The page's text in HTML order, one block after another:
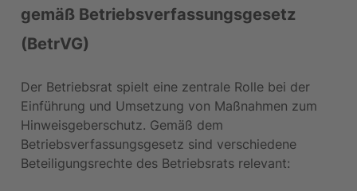
gemäß Betriebsverfassungsgesetz
(BetrVG)
Der Betriebsrat spielt eine zentrale Rolle bei der
Einführung und Umsetzung von Maßnahmen zum
Hinweisgeberschutz. Gemäß dem
Betriebsverfassungsgesetz sind verschiedene
Beteiligungsrechte des Betriebsrats relevant: